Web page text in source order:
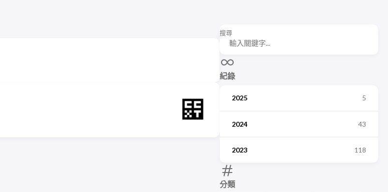
搜尋
紀錄
2025 5
2024 43
2023 118
分類